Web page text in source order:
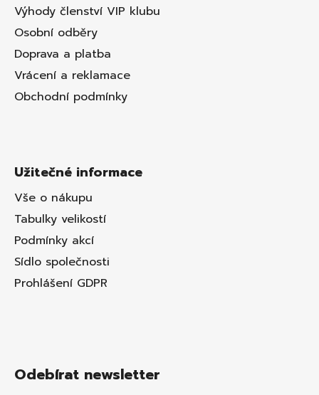
Výhody členství VIP klubu
Osobní odběry
Doprava a platba
Vrácení a reklamace
Obchodní podmínky
Užitečné informace
Vše o nákupu
Tabulky velikostí
Podmínky akcí
Sídlo společnosti
Prohlášení GDPR
Odebírat newsletter